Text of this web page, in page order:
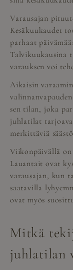
Varausajan
Kesäkuukaudet
parhaat
Talvikuukausina
varauksen voi
Aikaisin
sen tilan, joka
juhlatilat
merkittäviä
Viikonpäivällä on
Lauantait ovat
varausajan, kun
saatavilla
ovat myös
Mitkä
juhlatilan